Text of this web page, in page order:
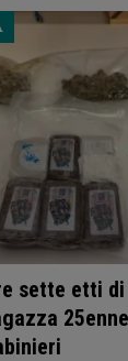
sette etti